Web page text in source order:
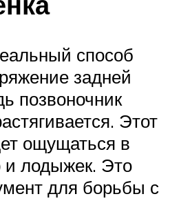
способ
задней
позвоночник
Этот
ощущаться в
лодыжек. Это
для борьбы с